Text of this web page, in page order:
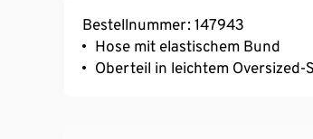
Bestellnummer: 147943
Hose mit elastischem Bund
Oberteil in leichtem Oversized-